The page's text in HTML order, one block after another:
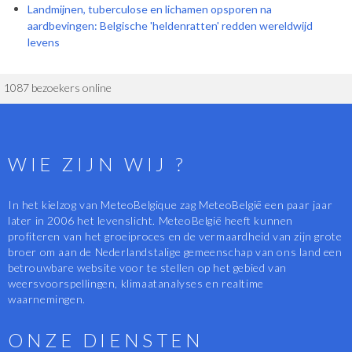
Landmijnen, tuberculose en lichamen opsporen na
aardbevingen: Belgische 'heldenratten' redden wereldwijd
levens
1087 bezoekers online
WIE ZIJN WIJ ?
In het kielzog van MeteoBelgique zag MeteoBelgië een paar jaar
later in 2006 het levenslicht. MeteoBelgië heeft kunnen
profiteren van het groeiproces en de vermaardheid van zijn grote
broer om aan de Nederlandstalige gemeenschap van ons land een
betrouwbare website voor te stellen op het gebied van
weersvoorspellingen, klimaatanalyses en realtime
waarnemingen.
ONZE DIENSTEN